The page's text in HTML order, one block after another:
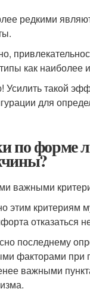
редкими
как наиболее
Усилить такой
для
по форме
важными
этим критериям
отказаться
последнему
факторами при
важными